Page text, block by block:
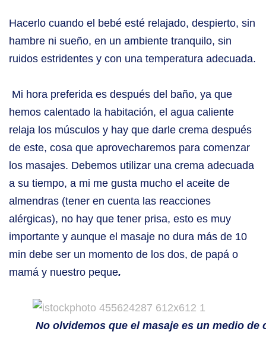
Hacerlo cuando el bebé esté relajado, despierto, sin
hambre ni sueño, en un ambiente tranquilo, sin
ruidos estridentes y con una temperatura adecuada.
Mi hora preferida es después del baño, ya que
hemos calentado la habitación, el agua caliente
relaja los músculos y hay que darle crema después
de este, cosa que aprovecharemos para comenzar
los masajes. Debemos utilizar una crema adecuada
a su tiempo, a mi me gusta mucho el aceite de
almendras (tener en cuenta las reacciones
alérgicas), no hay que tener prisa, esto es muy
importante y aunque el masaje no dura más de 10
min debe ser un momento de los dos, de papá o
mamá y nuestro peque.
No olvidemos que el masaje es un medio